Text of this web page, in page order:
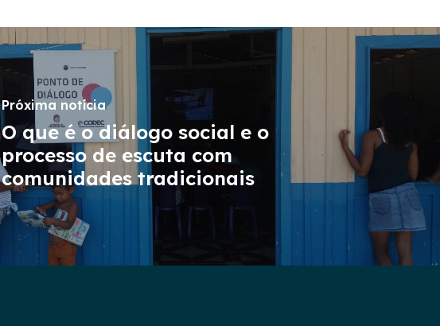
Próxima notícia
O que é o diálogo social e o
processo de escuta com
comunidades tradicionais